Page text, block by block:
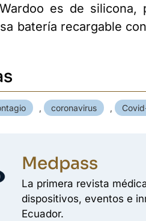
es de silicona,
batería recargable
, coronavirus ,
Medpass
La primera revista
dispositivos, eventos e
Ecuador.